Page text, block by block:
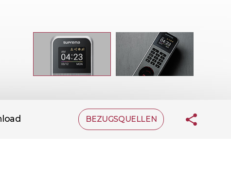
BEZUGSQUELLEN